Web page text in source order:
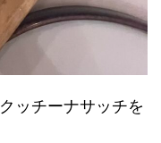
ッチーナサッチを